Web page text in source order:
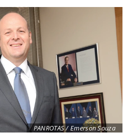
PANROTAS / Emerson Souza